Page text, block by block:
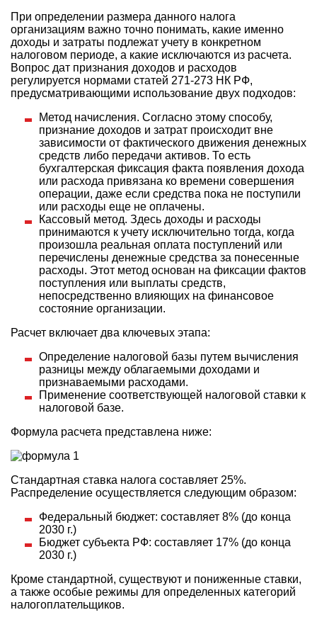
При определении размера данного налога
организациям важно точно понимать, какие именно
доходы и затраты подлежат учету в конкретном
налоговом периоде, а какие исключаются из расчета.
Вопрос дат признания доходов и расходов
регулируется нормами статей 271-273 НК РФ,
предусматривающими использование двух подходов:
Метод начисления. Согласно этому способу,
признание доходов и затрат происходит вне
зависимости от фактического движения денежных
средств либо передачи активов. То есть
бухгалтерская фиксация факта появления дохода
или расхода привязана ко времени совершения
операции, даже если средства пока не поступили
или расходы еще не оплачены.
Кассовый метод. Здесь доходы и расходы
принимаются к учету исключительно тогда, когда
произошла реальная оплата поступлений или
перечислены денежные средства за понесенные
расходы. Этот метод основан на фиксации фактов
поступления или выплаты средств,
непосредственно влияющих на финансовое
состояние организации.
Расчет включает два ключевых этапа:
Определение налоговой базы путем вычисления
разницы между облагаемыми доходами и
признаваемыми расходами.
Применение соответствующей налоговой ставки к
налоговой базе.
Формула расчета представлена ниже:
Стандартная ставка налога составляет 25%.
Распределение осуществляется следующим образом:
Федеральный бюджет: составляет 8% (до конца
2030 г.)
Бюджет субъекта РФ: составляет 17% (до конца
2030 г.)
Кроме стандартной, существуют и пониженные ставки,
а также особые режимы для определенных категорий
налогоплательщиков.